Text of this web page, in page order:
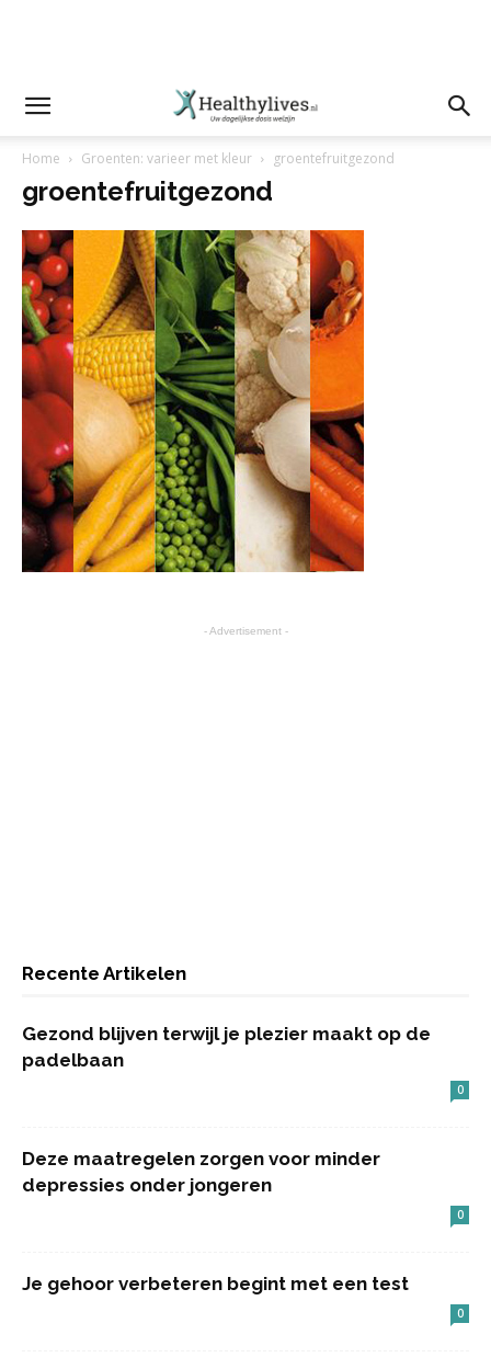
Home Groenten: varieer met kleur groentefruitgezond
groentefruitgezond
- Advertisement -
Recente Artikelen
Gezond blijven terwijl je plezier maakt op de
padelbaan
0
Deze maatregelen zorgen voor minder
depressies onder jongeren
0
Je gehoor verbeteren begint met een test
0